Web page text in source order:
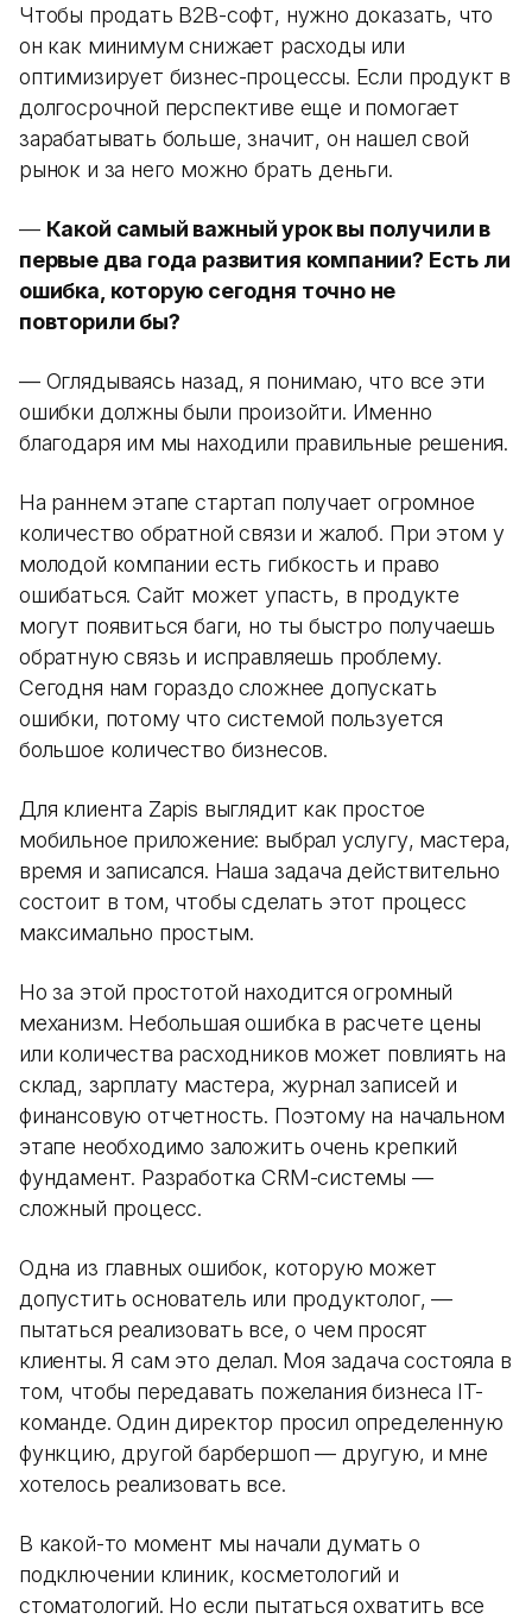
Чтобы продать B2B-софт, нужно доказать, что
он как минимум снижает расходы или
оптимизирует бизнес-процессы. Если продукт в
долгосрочной перспективе еще и помогает
зарабатывать больше, значит, он нашел свой
рынок и за него можно брать деньги.
— Какой самый важный урок вы получили в
первые два года развития компании? Есть ли
ошибка, которую сегодня точно не
повторили бы?
— Оглядываясь назад, я понимаю, что все эти
ошибки должны были произойти. Именно
благодаря им мы находили правильные решения.
На раннем этапе стартап получает огромное
количество обратной связи и жалоб. При этом у
молодой компании есть гибкость и право
ошибаться. Сайт может упасть, в продукте
могут появиться баги, но ты быстро получаешь
обратную связь и исправляешь проблему.
Сегодня нам гораздо сложнее допускать
ошибки, потому что системой пользуется
большое количество бизнесов.
Для клиента Zapis выглядит как простое
мобильное приложение: выбрал услугу, мастера,
время и записался. Наша задача действительно
состоит в том, чтобы сделать этот процесс
максимально простым.
Но за этой простотой находится огромный
механизм. Небольшая ошибка в расчете цены
или количества расходников может повлиять на
склад, зарплату мастера, журнал записей и
финансовую отчетность. Поэтому на начальном
этапе необходимо заложить очень крепкий
фундамент. Разработка CRM-системы —
сложный процесс.
Одна из главных ошибок, которую может
допустить основатель или продуктолог, —
пытаться реализовать все, о чем просят
клиенты. Я сам это делал. Моя задача состояла в
том, чтобы передавать пожелания бизнеса IT-
команде. Один директор просил определенную
функцию, другой барбершоп — другую, и мне
хотелось реализовать все.
В какой-то момент мы начали думать о
подключении клиник, косметологий и
стоматологий. Но если пытаться охватить все